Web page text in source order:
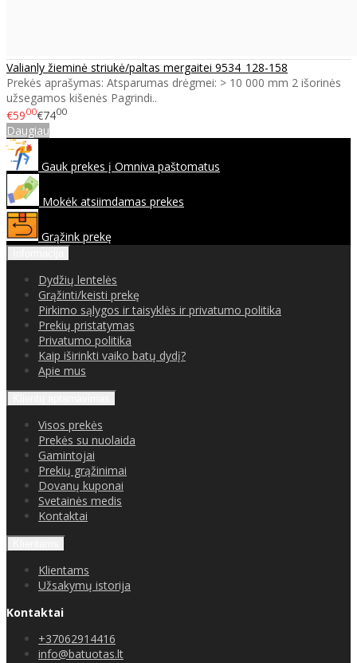
Valianly žieminė striukė/paltas mergaitei 9534_128-158
Prekės aprašymas: Atsparumas drėgmei: > 10 000 mm 2 išorinės
užsegamos kišenės Pagrindi..
€5900€7400
Daugiau
Gauk prekes į Omniva paštomatus
Mokėk atsiimdamas prekes
Grąžink prekę
Dydžių lentelės
Grąžinti/keisti prekę
Pirkimo sąlygos ir taisyklės ir privatumo politika
Prekių pristatymas
Privatumo politika
Kaip iširinkti vaiko batų dydį?
Apie mus
Visos prekės
Prekės su nuolaida
Gamintojai
Prekių grąžinimai
Dovanų kuponai
Svetainės medis
Kontaktai
Klientams
Užsakymų istorija
Kontaktai
+37062914416
info@batuotas.lt